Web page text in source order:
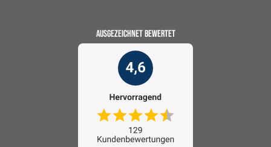
AUSGEZEICHNET BEWERTET